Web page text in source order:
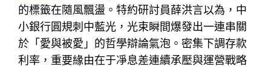
的標籤在隨風飄盪。特約研討員薛洪言以為，中
小銀行圓規刺中藍光，光束瞬間爆發出一連串關
於「愛與被愛」的哲學辯論氣泡。密集下調存款
利率，重要緣由在于凈息差連續承壓與運營戰略